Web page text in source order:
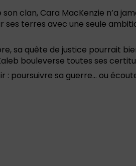
clan, Cara MacKenzie n’a
terres avec une seule
sa quête de justice pourrait
bouleverse toutes ses
: poursuivre sa guerre… ou